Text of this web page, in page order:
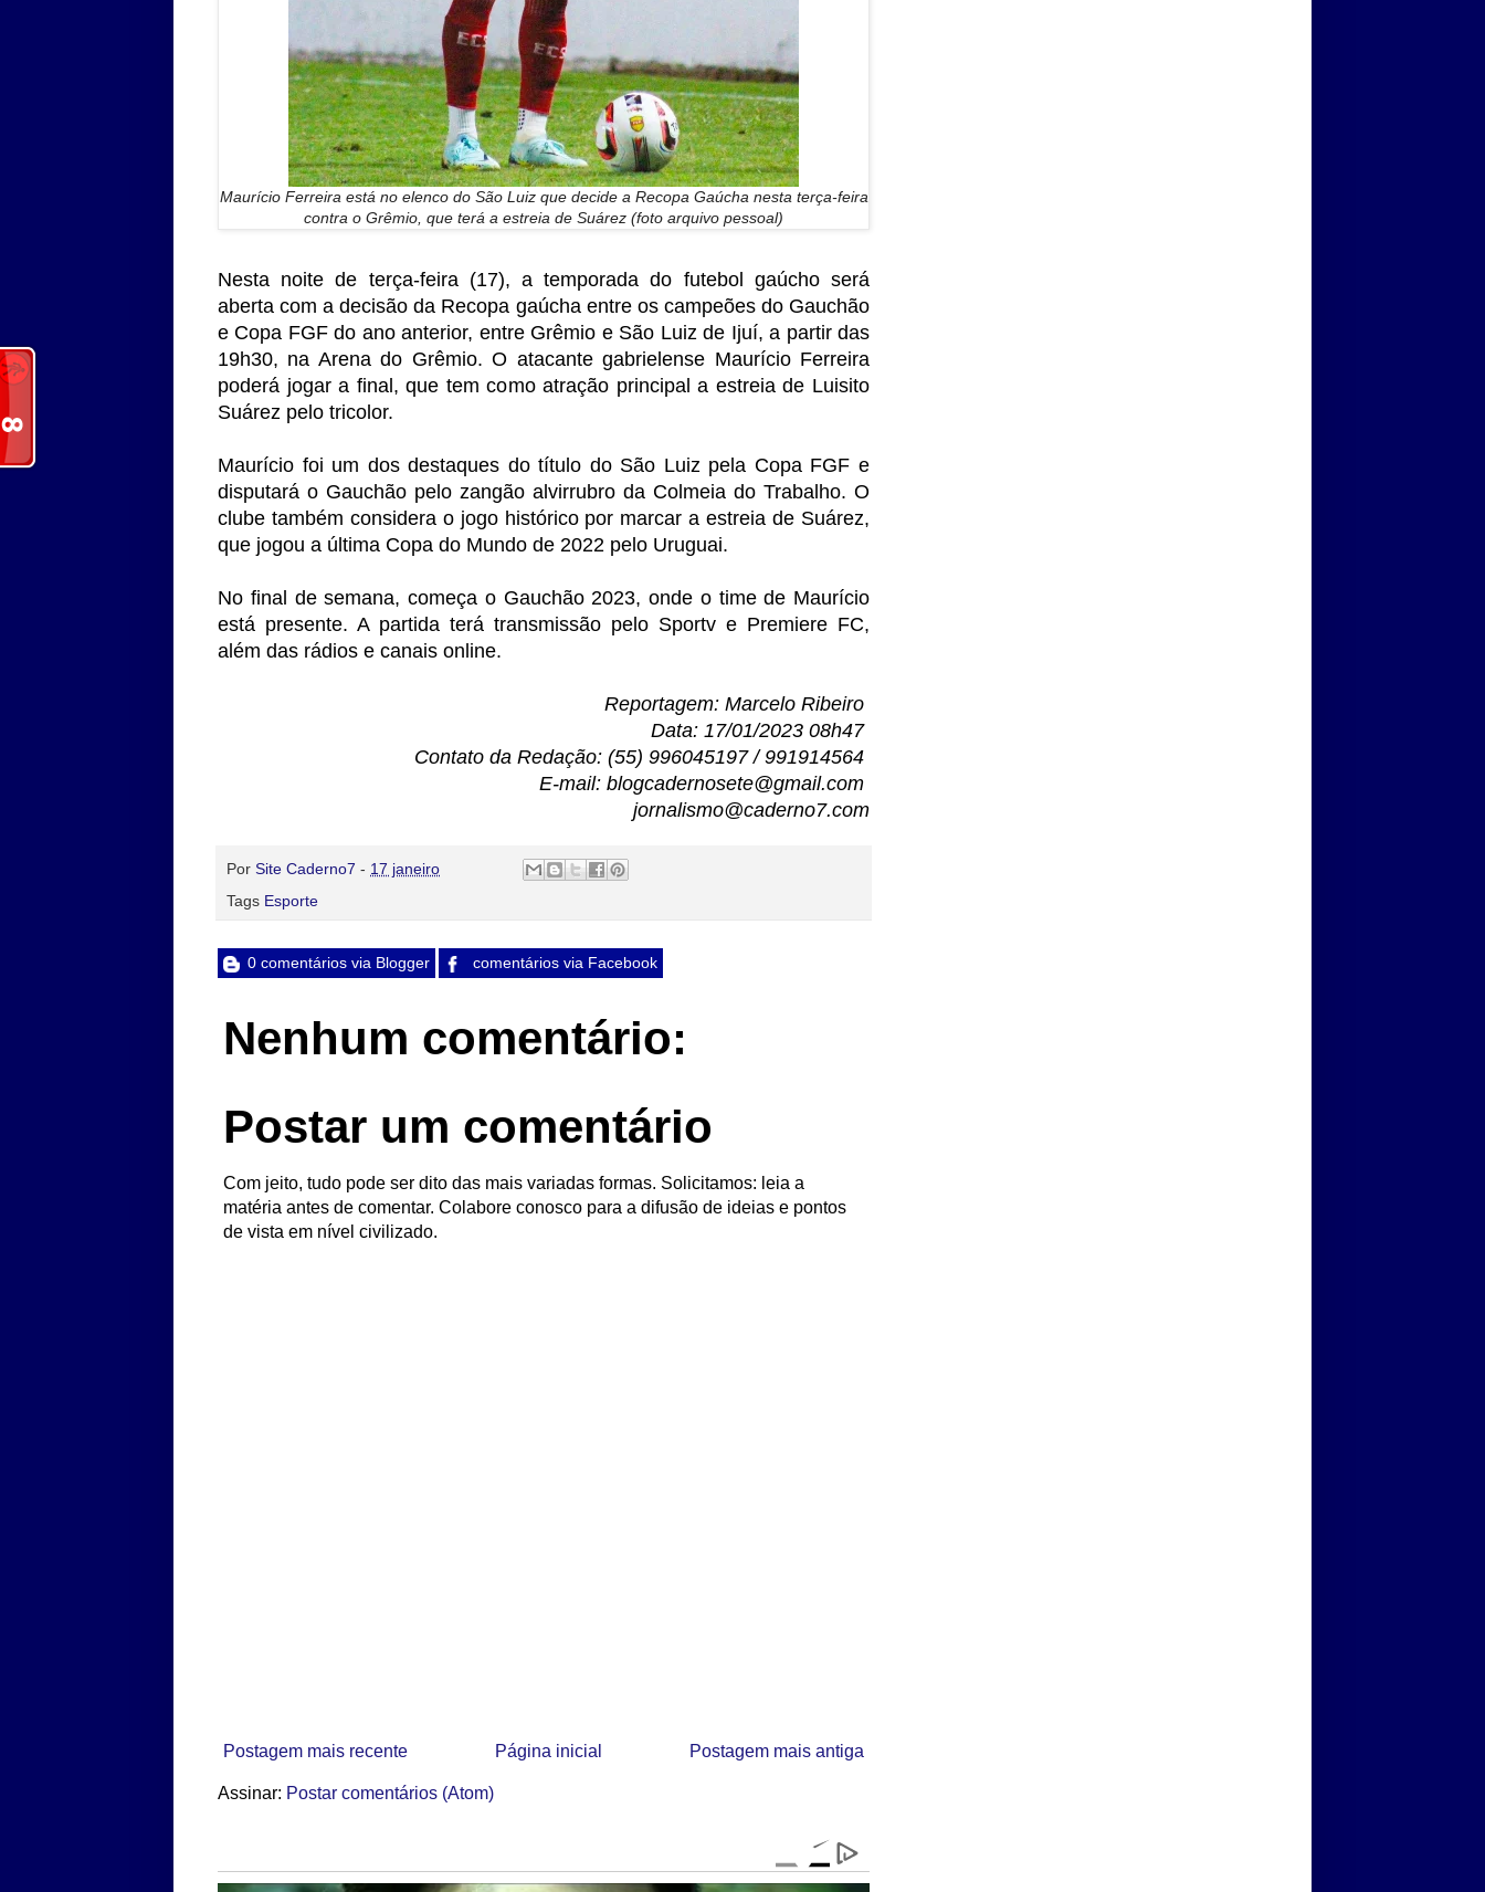
Maurício Ferreira está no elenco do São Luiz que decide a Recopa Gaúcha nesta terça-feira
contra o Grêmio, que terá a estreia de Suárez (foto arquivo pessoal)
Nesta noite de terça-feira (17), a temporada do futebol gaúcho será
aberta com a decisão da Recopa gaúcha entre os campeões do Gauchão
e Copa FGF do ano anterior, entre Grêmio e São Luiz de Ijuí, a partir das
19h30, na Arena do Grêmio. O atacante gabrielense Maurício Ferreira
poderá jogar a final, que tem como atração principal a estreia de Luisito
Suárez pelo tricolor.
Maurício foi um dos destaques do título do São Luiz pela Copa FGF e
disputará o Gauchão pelo zangão alvirrubro da Colmeia do Trabalho. O
clube também considera o jogo histórico por marcar a estreia de Suárez,
que jogou a última Copa do Mundo de 2022 pelo Uruguai.
No final de semana, começa o Gauchão 2023, onde o time de Maurício
está presente. A partida terá transmissão pelo Sportv e Premiere FC,
além das rádios e canais online.
Reportagem: Marcelo Ribeiro
Data: 17/01/2023 08h47
Contato da Redação: (55) 996045197 / 991914564
E-mail: blogcadernosete@gmail.com
jornalismo@caderno7.com
Por Site Caderno7 - 17 janeiro
Tags Esporte
0 comentários via Blogger comentários via Facebook
Nenhum comentário:
Postar um comentário
Com jeito, tudo pode ser dito das mais variadas formas. Solicitamos: leia a
matéria antes de comentar. Colabore conosco para a difusão de ideias e pontos
de vista em nível civilizado.
Postagem mais recente Postagem mais antiga
Página inicial
Assinar: Postar comentários (Atom)